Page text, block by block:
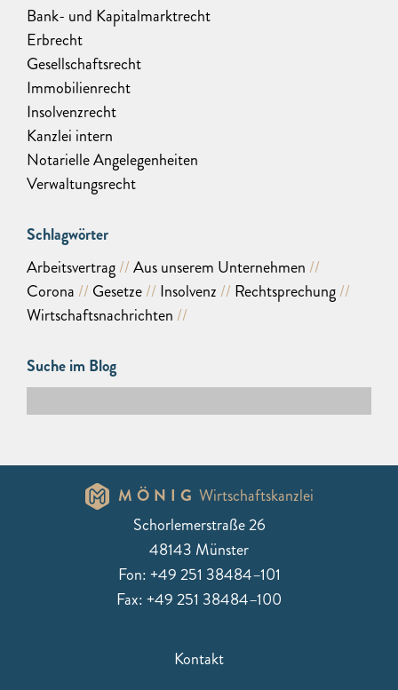
Bank- und Kapitalmarktrecht
Erbrecht
Gesellschaftsrecht
Immobilienrecht
Insolvenzrecht
Kanzlei intern
Notarielle Angelegenheiten
Verwaltungsrecht
Schlagwörter
Arbeitsvertrag
Aus unserem Unternehmen
Corona
Gesetze Insolvenz
Rechtsprechung
Wirtschaftsnachrichten
Suche im Blog
MÖNIG Wirtschaftskanzlei
Schorlemerstraße 26
48143 Münster
Fon: +49 251 38484–101
Fax: +49 251 38484–100
Kontakt